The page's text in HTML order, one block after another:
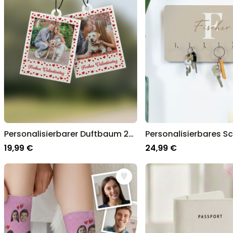
Personalisierbarer Duftbaum 2er Set im Polaroid-Look mit Herzen
19,99 €
24,99 €